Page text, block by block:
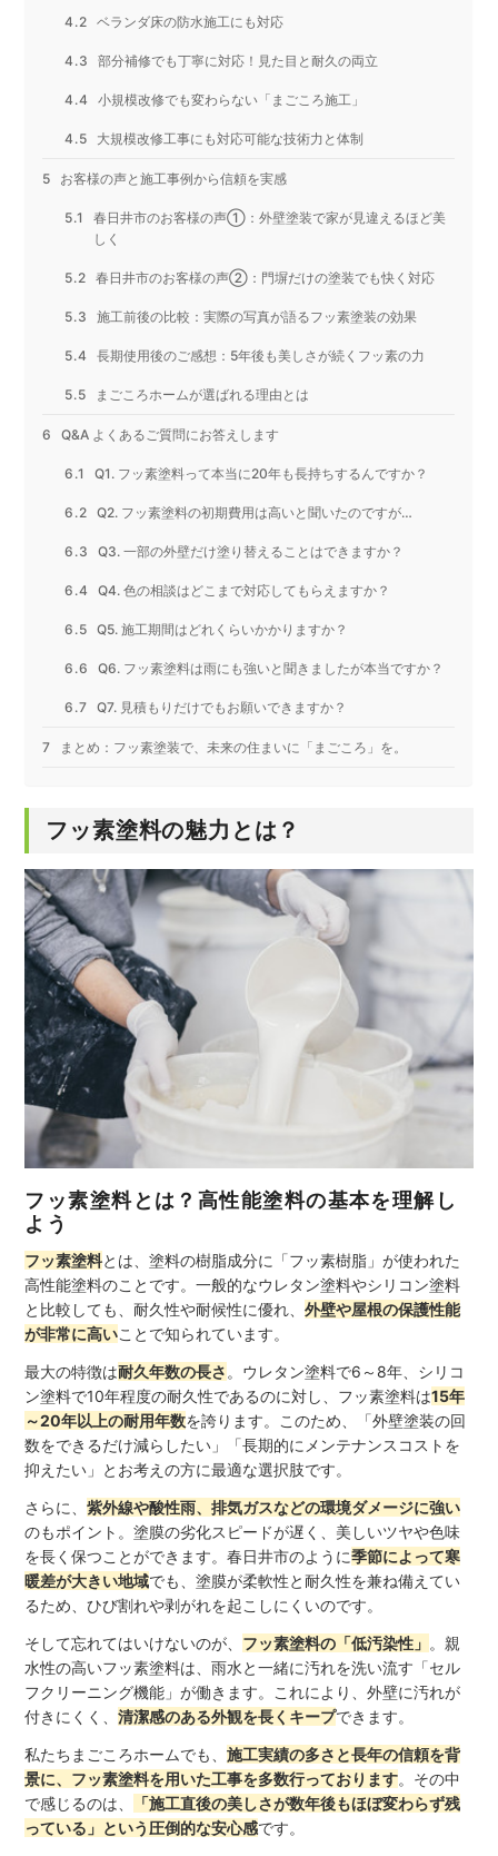
ベランダ床の防水施工にも対応
部分補修でも丁寧に対応！見た目と耐久の両立
小規模改修でも変わらない「まごころ施工」
大規模改修工事にも対応可能な技術力と体制
お客様の声と施工事例から信頼を実感
春日井市のお客様の声①：外壁塗装で家が見違えるほど美
しく
春日井市のお客様の声②：門塀だけの塗装でも快く対応
施工前後の比較：実際の写真が語るフッ素塗装の効果
長期使用後のご感想：5年後も美しさが続くフッ素の力
まごころホームが選ばれる理由とは
Q&A よくあるご質問にお答えします
Q1. フッ素塗料って本当に20年も長持ちするんですか？
Q2. フッ素塗料の初期費用は高いと聞いたのですが…
Q3. 一部の外壁だけ塗り替えることはできますか？
Q4. 色の相談はどこまで対応してもらえますか？
Q5. 施工期間はどれくらいかかりますか？
Q6. フッ素塗料は雨にも強いと聞きましたが本当ですか？
Q7. 見積もりだけでもお願いできますか？
まとめ：フッ素塗装で、未来の住まいに「まごころ」を。
フッ素塗料の魅力とは？
フッ素塗料とは？高性能塗料の基本を理解し
よう
フッ素塗料とは、塗料の樹脂成分に「フッ素樹脂」が使われた
高性能塗料のことです。一般的なウレタン塗料やシリコン塗料
と比較しても、耐久性や耐候性に優れ、外壁や屋根の保護性能
が非常に高いことで知られています。
最大の特徴は耐久年数の長さ 。ウレタン塗料で6～8年、シリコ
ン塗料で10年程度の耐久性であるのに対し、フッ素塗料は15年
～20年以上の耐用年数を誇ります。このため、「外壁塗装の回
数をできるだけ減らしたい」「長期的にメンテナンスコストを
抑えたい」とお考えの方に最適な選択肢です。
さらに、紫外線や酸性雨、排気ガスなどの環境ダメージに強い
のもポイント。塗膜の劣化スピードが遅く、美しいツヤや色味
を長く保つことができます。春日井市のように季節によって寒
暖差が大きい地域でも、塗膜が柔軟性と耐久性を兼ね備えてい
るため、ひび割れや剥がれを起こしにくいのです。
そして忘れてはいけないのが、 フッ素塗料の「低汚染性」 。親
水性の高いフッ素塗料は、雨水と一緒に汚れを洗い流す「セル
フクリーニング機能」が働きます。これにより、外壁に汚れが
付きにくく、清潔感のある外観を長くキープできます。
私たちまごころホームでも、施工実績の多さと長年の信頼を背
景に、フッ素塗料を用いた工事を多数行っております。その中
で感じるのは、
「施工直後の美しさが数年後もほぼ変わらず残
っている」という圧倒的な安心感です。